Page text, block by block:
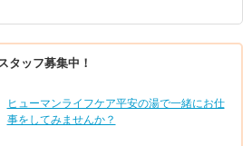
スタッフ募集中！
ヒューマンライフケア平安の湯で一緒にお仕
事をしてみませんか？